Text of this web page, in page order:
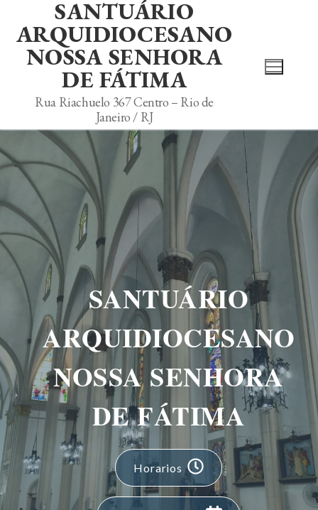
SANTUÁRIO
ARQUIDIOCESANO
NOSSA SENHORA
DE FÁTIMA
Rua Riachuelo 367 Centro – Rio de
Janeiro / RJ
SANTUÁRIO
ARQUIDIOCESANO
NOSSA SENHORA
DE FÁTIMA
Horarios